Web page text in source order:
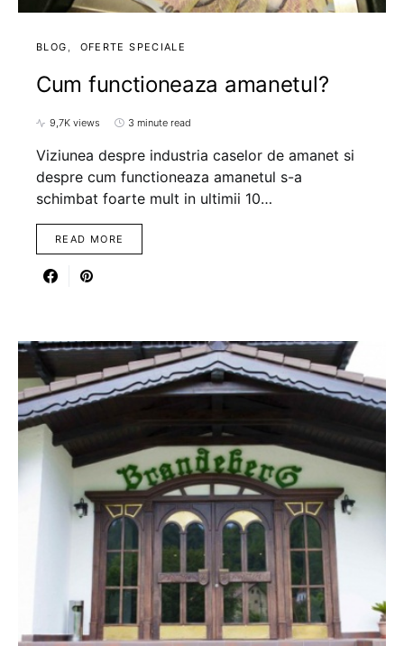
BLOG OFERTE SPECIALE
Cum functioneaza amanetul?
9,7K views 3 minute read
Viziunea despre industria caselor de amanet si
despre cum functioneaza amanetul s-a
schimbat foarte mult in ultimii 10…
READ MORE